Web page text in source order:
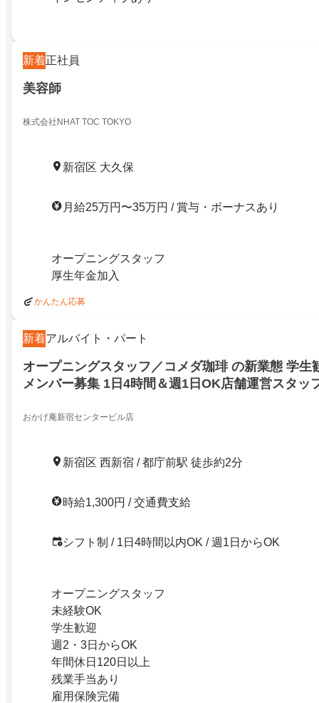
新着正社員
美容師
株式会社NHAT TOC TOKYO
新宿区 大久保
月給25万円〜35万円 / 賞与・ボーナスあり
オープニングスタッフ
厚生年金加入
かんたん応募
新着アルバイト・パート
オープニングスタッフ／コメダ珈琲 の新業態 学生
メンバー募集 1日4時間＆週1日OK店舗運営スタッ
おかげ庵新宿センタービル店
新宿区 西新宿 / 都庁前駅 徒歩約2分
時給1,300円 / 交通費支給
シフト制 / 1日4時間以内OK / 週1日からOK
オープニングスタッフ
未経験OK
学生歓迎
週2・3日からOK
年間休日120日以上
残業手当あり
雇用保険完備